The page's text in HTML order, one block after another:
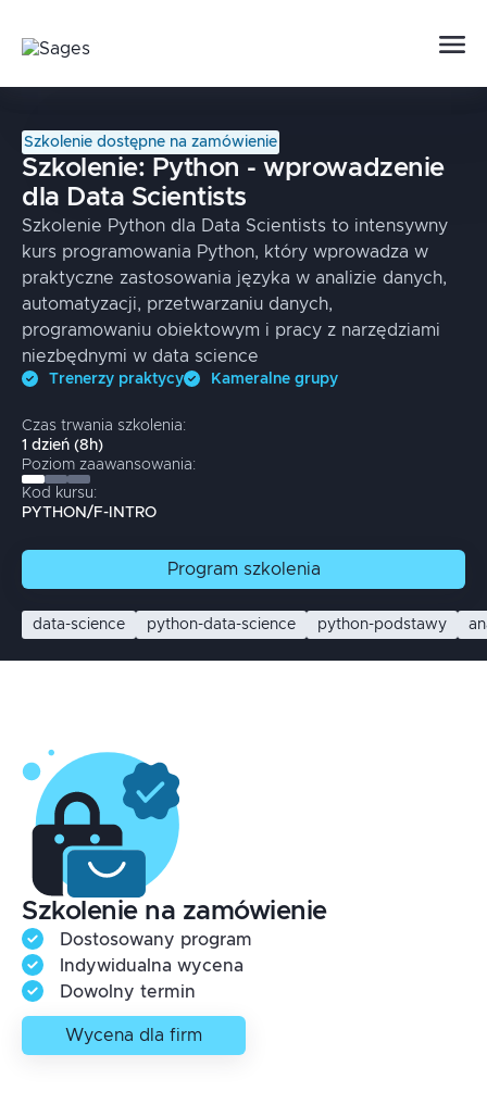
Szkolenie dostępne na zamówienie
Szkolenie: Python - wprowadzenie
dla Data Scientists
Szkolenie Python dla Data Scientists to intensywny
kurs programowania Python, który wprowadza w
praktyczne zastosowania języka w analizie danych,
automatyzacji, przetwarzaniu danych,
programowaniu obiektowym i pracy z narzędziami
niezbędnymi w data science
Trenerzy praktycy Kameralne grupy
Czas trwania szkolenia:
1 dzień (8 h)
Poziom zaawansowania:
Kod kursu:
PYTHON/F-INTRO
Program szkolenia
data-science python-data-science python-podstawy
Szkolenie na zamówienie
Dostosowany program
Indywidualna wycena
Dowolny termin
Wycena dla firm